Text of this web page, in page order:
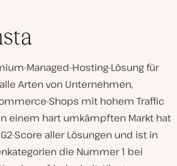
Managed-Hosting-Lösung für
Arten von Unternehmen,
Shops mit hohem Traffic
einem hart umkämpften Markt hat
Score aller Lösungen und ist in
die Nummer 1 bei